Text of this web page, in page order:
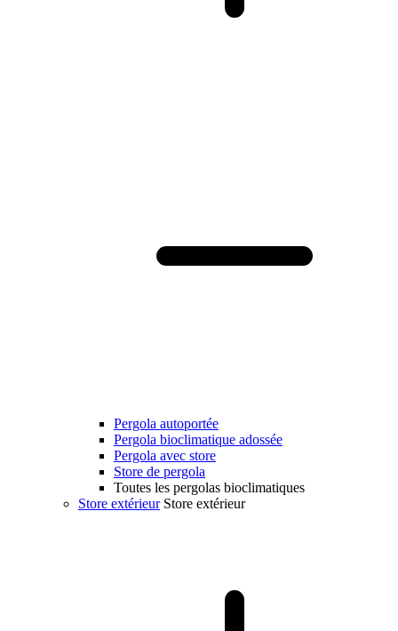
Pergola autoportée
Pergola bioclimatique adossée
Pergola avec store
Store de pergola
Toutes les pergolas bioclimatiques
Store extérieur Store extérieur